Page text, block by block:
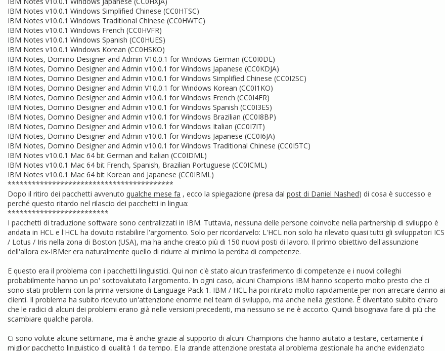
IBM Notes v10.0.1 Windows Simplified Chinese (CC0HTSC)
IBM Notes v10.0.1 Windows Traditional Chinese (CC0HWTC)
IBM Notes v10.0.1 Windows French (CC0HVFR)
IBM Notes v10.0.1 Windows Spanish (CC0HUES)
IBM Notes v10.0.1 Windows Korean (CC0HSKO)
IBM Notes, Domino Designer and Admin V10.0.1 for Windows German (CC0I0DE)
IBM Notes, Domino Designer and Admin v10.0.1 for Windows Japanese (CC0KDJA)
IBM Notes, Domino Designer and Admin v10.0.1 for Windows Simplified Chinese (CC0I2SC)
IBM Notes, Domino Designer and Admin V10.0.1 for Windows Korean (CC0I1KO)
IBM Notes, Domino Designer and Admin v10.0.1 for Windows French (CC0I4FR)
IBM Notes, Domino Designer and Admin v10.0.1 for Windows Spanish (CC0I3ES)
IBM Notes, Domino Designer and Admin v10.0.1 for Windows Brazilian (CC0I8BP)
IBM Notes, Domino Designer and Admin v10.0.1 for Windows Italian (CC0I7IT)
IBM Notes, Domino Designer and Admin v10.0.1 for Windows Japanese (CC0I6JA)
IBM Notes, Domino Designer and Admin v10.0.1 for Windows Traditional Chinese (CC0I5TC)
IBM Notes v10.0.1 Mac 64 bit German and Italian (CC0IDML)
IBM Notes v10.0.1 Mac 64 bit French, Spanish, Brazilian Portuguese (CC0ICML)
IBM Notes v10.0.1 Mac 64 bit Korean and Japanese (CC0IBML)
*****************************************
Dopo il ritiro dei pacchetti avvenuto qualche mese fa , ecco la spiegazione (presa dal post di Daniel Nashed) di cosa è successo e
perché questo ritardo nel rilascio dei pacchetti in lingua:
*************************
I pacchetti di traduzione software sono centralizzati in IBM. Tuttavia, nessuna delle persone coinvolte nella partnership di sviluppo è
andata in HCL e l'HCL ha dovuto ristabilire l'argomento. Solo per ricordarvelo: L'HCL non solo ha rilevato quasi tutti gli sviluppatori ICS
/ Lotus / Iris nella zona di Boston (USA), ma ha anche creato più di 150 nuovi posti di lavoro. Il primo obiettivo dell'assunzione
dell'allora ex-IBMer era naturalmente quello di ridurre al minimo la perdita di competenze.
E questo era il problema con i pacchetti linguistici. Qui non c'è stato alcun trasferimento di competenze e i nuovi colleghi
probabilmente hanno un po' sottovalutato l'argomento. In ogni caso, alcuni Champions IBM hanno scoperto molto presto che ci
sono stati problemi con la prima versione di Language Pack 1. IBM / HCL ha poi ritirato molto rapidamente per non arrecare danno ai
clienti. Il problema ha subito ricevuto un'attenzione enorme nel team di sviluppo, ma anche nella gestione. È diventato subito chiaro
che le radici di alcuni dei problemi erano già nelle versioni precedenti, ma nessuno se ne è accorto. Quindi bisognava fare di più che
scambiare qualche parola.
Ci sono volute alcune settimane, ma è anche grazie al supporto di alcuni Champions che hanno aiutato a testare, certamente il
miglior pacchetto linguistico di qualità 1 da tempo. E la grande attenzione prestata al problema gestionale ha anche evidenziato